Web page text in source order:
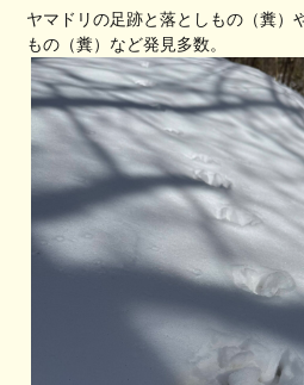
ヤマドリの足跡と落としもの（糞）
もの（糞）など発見多数。